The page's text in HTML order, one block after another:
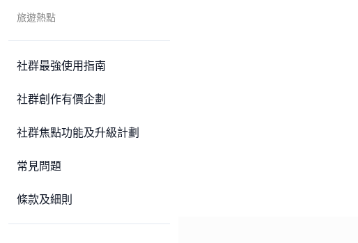
旅遊熱點
社群最強使用指南
社群創作有價企劃
社群焦點功能及升級計劃
常見問題
條款及細則